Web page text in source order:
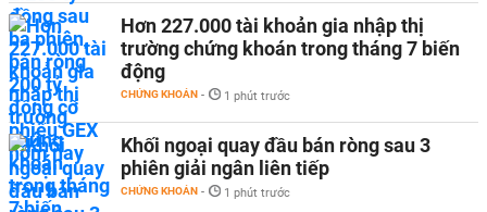
Hơn 227.000 tài khoản gia nhập thị
trường chứng khoán trong tháng 7 biến
động
CHỨNG KHOÁN - 1 phút trước
Khối ngoại quay đầu bán ròng sau 3
phiên giải ngân liên tiếp
CHỨNG KHOÁN - 1 phút trước